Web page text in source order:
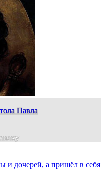
Павла
и дочерей, а пришёл в себя